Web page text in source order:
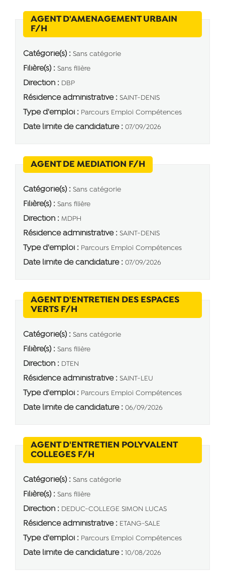
AGENT D'AMENAGEMENT URBAIN
F/H
Catégorie(s) : Sans catégorie
Filière(s) : Sans filière
Direction : DBP
Résidence administrative : SAINT-DENIS
Type d'emploi : Parcours Emploi Compétences
Date limite de candidature : 07/09/2026
AGENT DE MEDIATION F/H
Catégorie(s) : Sans catégorie
Filière(s) : Sans filière
Direction : MDPH
Résidence administrative : SAINT-DENIS
Type d'emploi : Parcours Emploi Compétences
Date limite de candidature : 07/09/2026
AGENT D'ENTRETIEN DES ESPACES
VERTS F/H
Catégorie(s) : Sans catégorie
Filière(s) : Sans filière
Direction : DTEN
Résidence administrative : SAINT-LEU
Type d'emploi : Parcours Emploi Compétences
Date limite de candidature : 06/09/2026
AGENT D'ENTRETIEN POLYVALENT
COLLEGES F/H
Catégorie(s) : Sans catégorie
Filière(s) : Sans filière
Direction : DEDUC-COLLEGE SIMON LUCAS
Résidence administrative : ETANG-SALE
Type d'emploi : Parcours Emploi Compétences
Date limite de candidature : 10/08/2026